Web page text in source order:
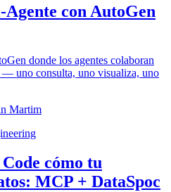
con AutoGen
donde los agentes colaboran
— uno consulta, uno visualiza, uno
Martim
cómo tu
MCP + DataSpoc